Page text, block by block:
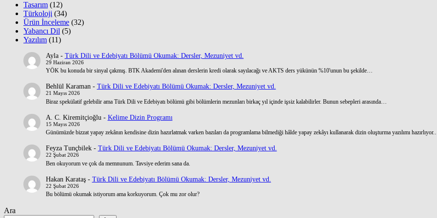
Tasarım (12)
Türkoloji (34)
Ürün İnceleme (32)
Yabancı Dil (5)
Yazılım (11)
Ayla- Türk Dili ve Edebiyatı Bölümü Okumak: Dersler, Mezuniyet vd.
29 Haziran 2026
YÖK bu konuda bir sinyal çakmış. BTK Akademi'den alınan derslerin kredi olarak sayılacağı ve AKTS ders yükünün %10'unun bu şekilde…
Behlül Karaman- Türk Dili ve Edebiyatı Bölümü Okumak: Dersler, Mezuniyet vd.
21 Mayıs 2026
Biraz spekülatif gelebilir ama Türk Dili ve Edebiyatı bölümü gibi bölümlerin mezunları birkaç yıl içinde işsiz kalabilirler. Bunun sebepleri arasında…
A. C. Kiremitçioğlu - Kelime Dizin Programı
15 Mayıs 2026
Günümüzde bizzat yapay zekânın kendisine dizin hazırlatmak varken bazıları da programlama bilmediği hâlde yapay zekâyı kullanarak dizin oluşturma yazılımı
Feyza Tunçbilek- Türk Dili ve Edebiyatı Bölümü Okumak: Dersler, Mezuniyet vd.
22 Şubat 2026
Ben okuyorum ve çok da memnunum. Tavsiye ederim sana da.
Hakan Karataş- Türk Dili ve Edebiyatı Bölümü Okumak: Dersler, Mezuniyet vd.
22 Şubat 2026
Bu bölümü okumak istiyorum ama korkuyorum. Çok mu zor olur?
Ara